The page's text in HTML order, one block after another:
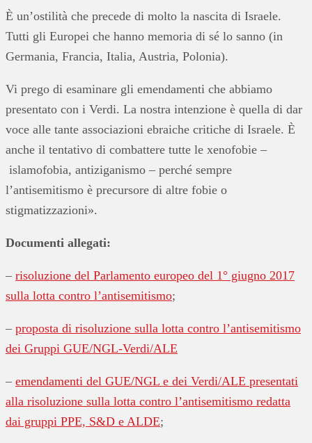
È un’ostilità che precede di molto la nascita di Israele.
Tutti gli Europei che hanno memoria di sé lo sanno (in
Germania, Francia, Italia, Austria, Polonia).
Vi prego di esaminare gli emendamenti che abbiamo
presentato con i Verdi. La nostra intenzione è quella di dar
voce alle tante associazioni ebraiche critiche di Israele. È
anche il tentativo di combattere tutte le xenofobie –
islamofobia, antiziganismo – perché sempre
l’antisemitismo è precursore di altre fobie o
stigmatizzazioni».
Documenti allegati:
– risoluzione del Parlamento europeo del 1° giugno 2017
sulla lotta contro l’antisemitismo;
– proposta di risoluzione sulla lotta contro l’antisemitismo
dei Gruppi GUE/NGL-Verdi/ALE
– emendamenti del GUE/NGL e dei Verdi/ALE presentati
alla risoluzione sulla lotta contro l’antisemitismo redatta
dai gruppi PPE, S&D e ALDE;